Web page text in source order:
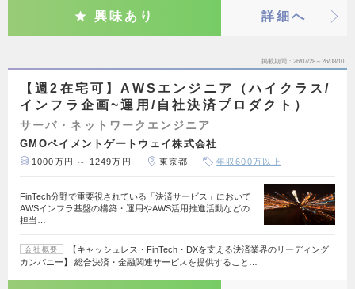
興味あり 詳細へ
掲載期間 26/07/28～26/08/10
【週2在宅可】AWSエンジニア（ハイクラス/
インフラ企画~運用/自社決済プロダクト）
サーバ・ネットワークエンジニア
GMOペイメントゲートウェイ株式会社
1000万円 ～ 1249万円 東京都 年収600万以上
FinTech分野で重要視されている「決済サービス」において
AWSインフラ基盤の構築・運用やAWS活用推進活動などの
担当…
会社概要
【キャッシュレス・FinTech・DXを支える決済業界のリーディング
カンパニー】 総合決済・金融関連サービスを提供すること…